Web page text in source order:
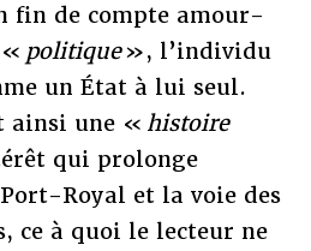
fin de compte amour-
politique», l’individu
un État à lui seul.
ainsi une « histoire
qui prolonge
Royal et la voie des
ce à quoi le lecteur ne